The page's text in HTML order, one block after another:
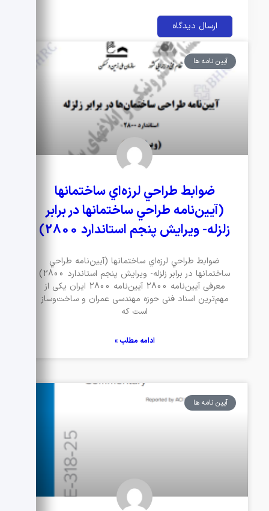
آیین نامه ها
ضوابط طراحي لرزه‌اي ساختمانها
(آيين‌نامه طراحي ساختمانها در برابر
زلزله- ويرايش پنجم استاندارد 2800)
ضوابط طراحي لرزه‌اي ساختمانها (آيين‌نامه طراحي
ساختمانها در برابر زلزله- ويرايش پنجم استاندارد 2800)
معرفی آیین‌نامه 2800 آیین‌نامه 2800 ایران یکی از
مهم‌ترین اسناد فنی حوزه مهندسی عمران و ساخت‌وساز
است که
ادامه مطلب »
آیین نامه ها